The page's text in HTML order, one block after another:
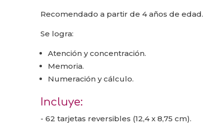
Recomendado a partir de 4 años de edad.
Se logra:
Atención y concentración.
Memoria.
Numeración y cálculo.
Incluye:
- 62 tarjetas reversibles (12,4 x 8,75 cm).